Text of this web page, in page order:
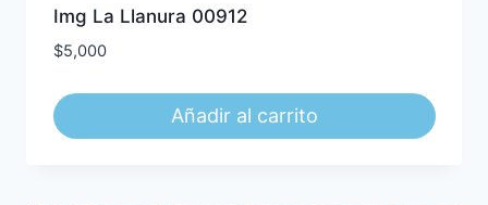
Img La Llanura 00912
$5,000
Añadir al carrito